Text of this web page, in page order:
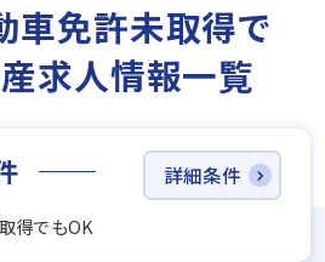
車免許未取得で
求人情報一覧
得でもOK
詳細条件